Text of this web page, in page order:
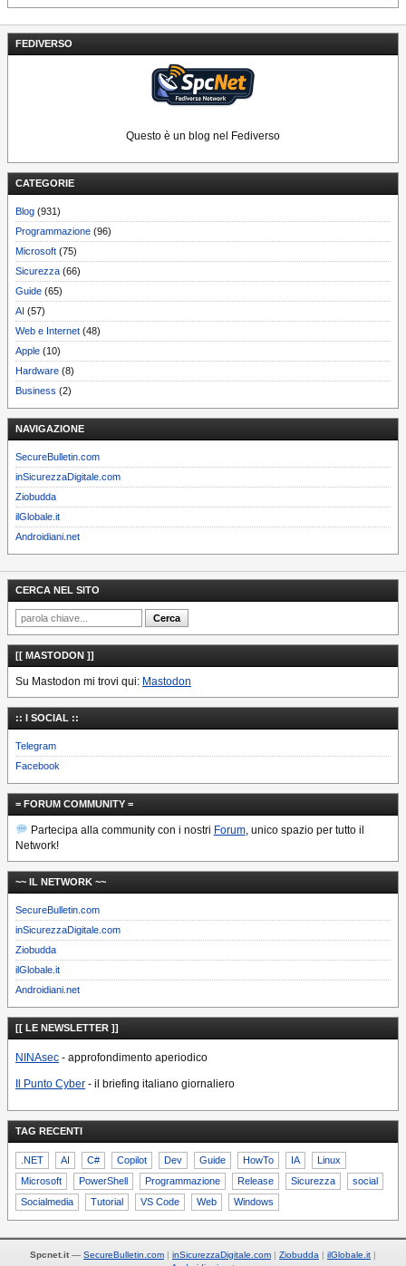
FEDIVERSO
Questo è un blog nel Fediverso
CATEGORIE
Blog (931)
Programmazione (96)
Microsoft (75)
Sicurezza (66)
Guide (65)
AI (57)
Web e Internet (48)
Apple (10)
Hardware (8)
Business (2)
NAVIGAZIONE
SecureBulletin.com
inSicurezzaDigitale.com
Ziobudda
ilGlobale.it
Androidiani.net
CERCA NEL SITO
[[ MASTODON ]]
Su Mastodon mi trovi qui: Mastodon
:: I SOCIAL ::
Telegram
Facebook
= FORUM COMMUNITY =
Partecipa alla community con i nostri Forum, unico spazio per tutto il
Network!
~~ IL NETWORK ~~
SecureBulletin.com
inSicurezzaDigitale.com
Ziobudda
ilGlobale.it
Androidiani.net
[[ LE NEWSLETTER ]]
NINAsec - approfondimento aperiodico
Il Punto Cyber - il briefing italiano giornaliero
TAG RECENTI
.NET AI C# Copilot Dev Guide HowTo IA
Linux
Microsoft
PowerShell Programmazione Release Sicurezza
social
Socialmedia
Tutorial VS Code Web Windows
Spcnet.it — SecureBulletin.com inSicurezzaDigitale.com Ziobudda
ilGlobale.it